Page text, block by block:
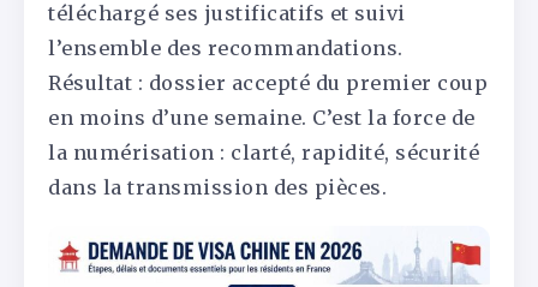
téléchargé ses justificatifs et suivi
l’ensemble des recommandations.
Résultat : dossier accepté du premier coup
en moins d’une semaine. C’est la force de
la numérisation : clarté, rapidité, sécurité
dans la transmission des pièces.